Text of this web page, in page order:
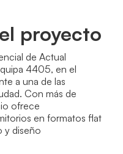
proyecto
de Actual
4405, en el
a una de las
Con más de
ofrece
en formatos flat
y diseño